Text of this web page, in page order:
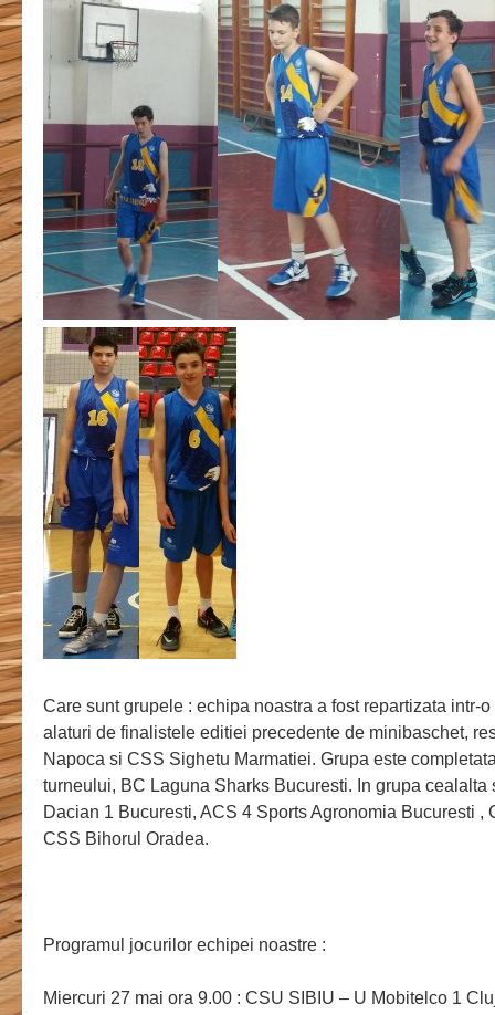
Care sunt grupele : echipa noastra a fost repartizata intr-
alaturi de finalistele editiei precedente de minibaschet,
Napoca si CSS Sighetu Marmatiei. Grupa este
turneului, BC Laguna Sharks Bucuresti. In grupa cealalta
Dacian 1 Bucuresti, ACS 4 Sports Agronomia Bucuresti ,
CSS Bihorul Oradea.
Programul jocurilor echipei noastre :
Miercuri 27 mai ora 9.00 : CSU SIBIU – U Mobitelco 1